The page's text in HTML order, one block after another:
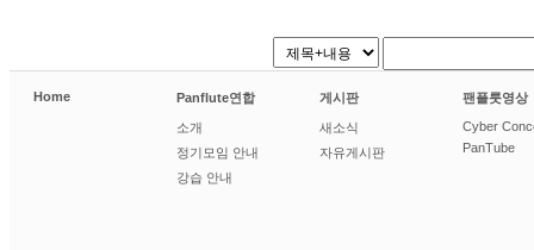
Home Panflute연합
소개
정기모임 안내
강습 안내
게시판
새소식
자유게시판
팬플룻영상
Cyber
PanTube